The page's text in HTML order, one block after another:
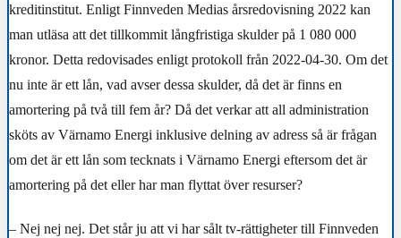
kreditinstitut. Enligt Finnveden Medias årsredovisning 2022 kan
man utläsa att det tillkommit långfristiga skulder på 1 080 000
kronor. Detta redovisades enligt protokoll från 2022-04-30. Om det
nu inte är ett lån, vad avser dessa skulder, då det är finns en
amortering på två till fem år? Då det verkar att all administration
sköts av Värnamo Energi inklusive delning av adress så är frågan
om det är ett lån som tecknats i Värnamo Energi eftersom det är
amortering på det eller har man flyttat över resurser?
– Nej nej nej. Det står ju att vi har sålt tv-rättigheter till Finnveden